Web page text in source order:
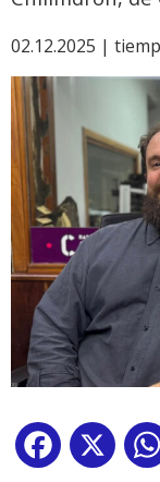
02.12.2025 |
Facebook
X